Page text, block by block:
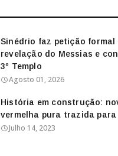
Sinédrio faz petição formal
revelação do Messias e
3º Templo
Agosto 01, 2026
História em construção:
vermelha pura trazida para
Julho 14, 2023